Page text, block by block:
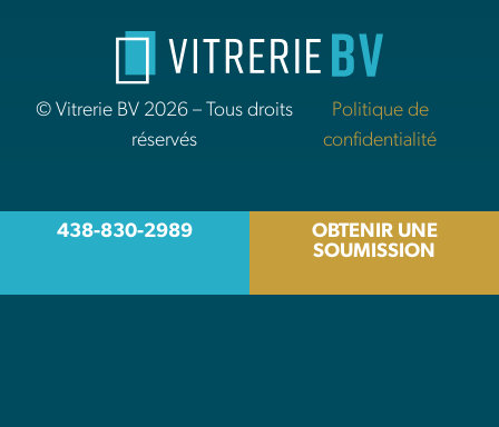
© Vitrerie BV 2026 – Tous droits
réservés
Politique de
confidentialité
438-830-2989
OBTENIR UNE
SOUMISSION